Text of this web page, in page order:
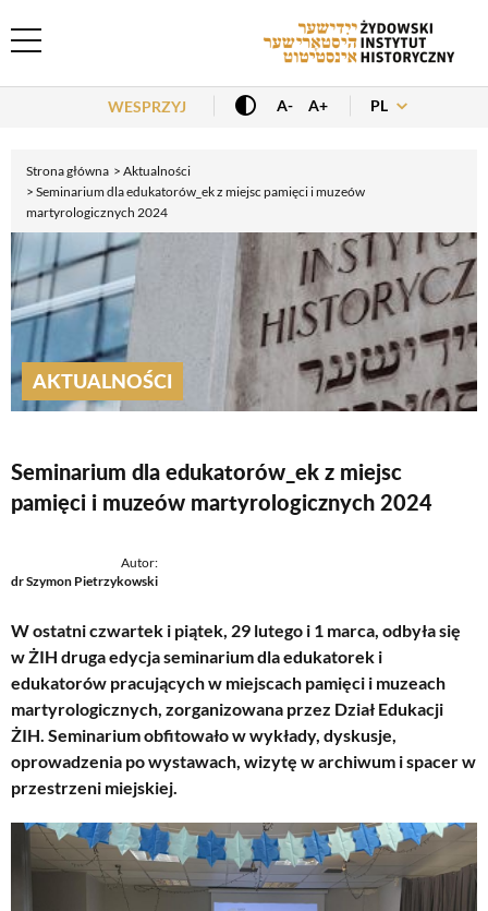
Header Menu
WESPRZYJ A- A+ PL
Strona główna
Aktualności
Seminarium dla edukatorów_ek z miejsc pamięci i muzeów
martyrologicznych 2024
AKTUALNOŚCI
Seminarium dla edukatorów_ek z miejsc
pamięci i muzeów martyrologicznych 2024
Autor:
dr Szymon Pietrzykowski
W ostatni czwartek i piątek, 29 lutego i 1 marca, odbyła się
w ŻIH druga edycja seminarium dla edukatorek i
edukatorów pracujących w miejscach pamięci i muzeach
martyrologicznych, zorganizowana przez Dział Edukacji
ŻIH. Seminarium obfitowało w wykłady, dyskusje,
oprowadzenia po wystawach, wizytę w archiwum i spacer w
przestrzeni miejskiej.